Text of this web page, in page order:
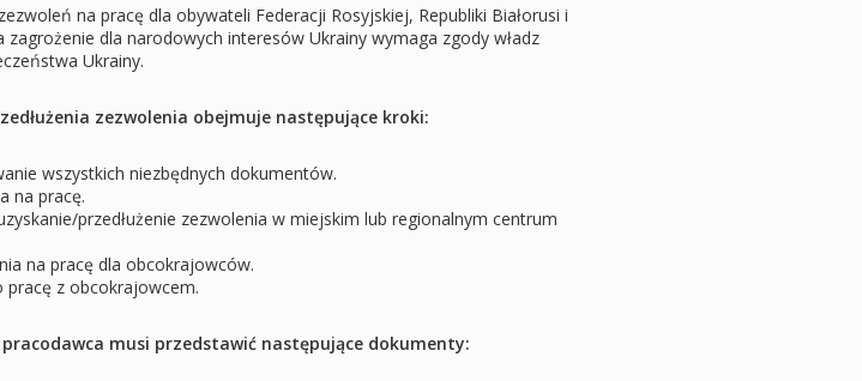
na pracę dla obywateli Federacji Rosyjskiej, Republiki Białorusi i
zagrożenie dla narodowych interesów Ukrainy wymaga zgody władz
Ukrainy.
zezwolenia obejmuje następujące kroki:
wszystkich niezbędnych dokumentów.
na pracę.
przedłużenie zezwolenia w miejskim lub regionalnym centrum
na pracę dla obcokrajowców.
pracę z obcokrajowcem.
musi przedstawić następujące dokumenty: